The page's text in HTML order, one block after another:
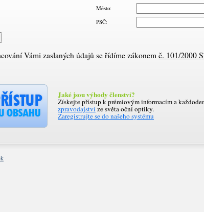
Město:
PSČ:
Vámi zaslaných údajů se řídíme zákonem č. 101/2000
Jaké jsou výhody členství?
Získejte přístup k prémiovým informacím a
zpravodajstvíze světa oční optiky.
Zaregistrujte se do našeho systému